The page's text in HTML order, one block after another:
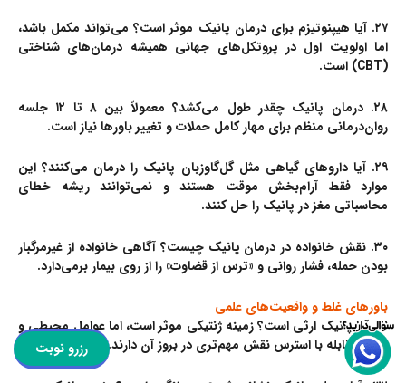
۲۷. آیا هیپنوتیزم برای درمان پانیک موثر است؟
می‌تواند مکمل باشد،
اما اولویت اول در پروتکل‌های جهانی همیشه درمان‌های شناختی
(CBT) است.
۲۸. درمان پانیک چقدر طول می‌کشد؟
معمولاً بین ۸ تا ۱۲ جلسه
روان‌درمانی منظم برای مهار کامل حملات و تغییر باورها نیاز است.
۲۹. آیا داروهای گیاهی مثل گل‌گاوزبان پانیک را درمان می‌کنند؟
این
موارد فقط آرام‌بخش موقت هستند و نمی‌توانند ریشه خطای
محاسباتی مغز در پانیک را حل کنند.
۳۰. نقش خانواده در درمان پانیک چیست؟
آگاهی خانواده از غیرمرگبار
بودن حمله، فشار روانی و «ترس از قضاوت» را از روی بیمار برمی‌دارد.
باورهای غلط و واقعیت‌های علمی
۳۱. آیا پانیک ارثی است؟
زمینه ژنتیکی موثر است، اما عوامل محیطی و
نحوه مقابله با استرس نقش مهم‌تری در بروز آن دارند.
رزرو نوبت